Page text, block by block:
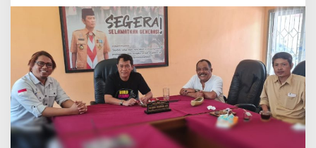
C
i
a
m
i
s
e
r
s
a